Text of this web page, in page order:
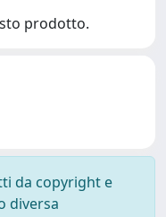
prodotto.
da copyright e
diversa